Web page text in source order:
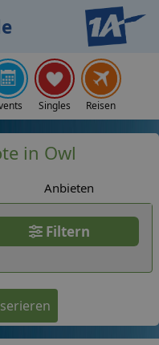
Singles Reisen
in Owl
Anbieten
Filtern